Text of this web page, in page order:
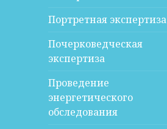
Портретная экспертиза
Почерковедческая
экспертиза
Проведение
энергетического
обследования